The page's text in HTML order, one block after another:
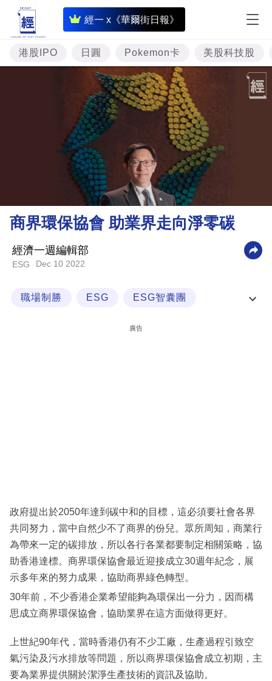
經一 x《華爾街日報》
即
時
財
經
題
投
資
樓
市
理
財
商
業
閱
專
區
港股IPO 日圓 Pokemon卡 美股科技股
商界環保協會 助業界走向淨零碳
經濟一週編輯部
ESG Dec 10 2022
職場制勝 ESG ESG智囊團
廣告
政府提出於2050年達到碳中和的目標，這必須要社會各界
共同努力，當中自然少不了商界的份兒。眾所周知，商業行
為帶來一定的碳排放，所以各行各業都要制定相關策略，協
助香港達標。商界環保協會最近迎接成立30週年紀念，展
示多年來的努力成果，協助商界綠色轉型。
30年前，不少香港企業希望能夠為環保出一分力，因而構
思成立商界環保協會，協助業界在這方面做得更好。
上世紀90年代，當時香港仍有不少工廠，生產過程引致空
氣污染及污水排放等問題，所以商界環保協會成立初期，主
要為業界提供關於潔淨生產技術的資訊及協助。